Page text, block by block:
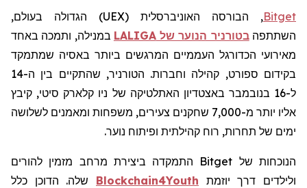
Bitget, הבורסה האוניברסלית (UEX) הגדולה בעולם,
השתתפהבטורניר הנוער שלLALIGA במנילה, ותמכה באחד
מאירועי הכדורגל העממיים המרגשים ביותר באסיה שמתמקד
בקידום ספורט, קהילה וחברות. הטורניר, שהתקיים בין ה-14
ל-16 בנובמבר באצטדיון האתלטיקה של ניו קלארק סיטי, קיבץ
אליו יותר מ-7,000 שחקנים צעירים, משפחות ומאמנים לשלושה
ימים של תחרות, רוח קהילתית ופיתוח נוער.
הנוכחות של Bitget התמקדה ביצירת מרחב מזמין להורים
ולילדים דרך יוזמת Blockchain4Youth שלה. הדוכן כלל